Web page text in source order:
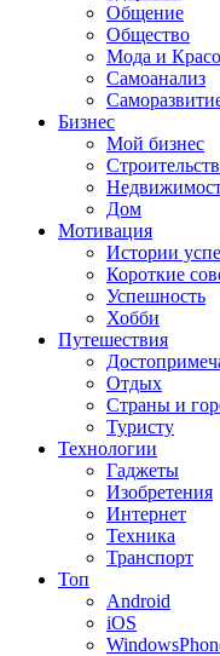
Общение
Общество
Мода и
Самоанализ
Бизнес
Мой бизнес
Дом
Мотивация
Истории
Короткие
Успешность
Хобби
Путешествия
Отдых
Страны и
Туристу
Технологии
Гаджеты
Изобретения
Интернет
Техника
Транспорт
Топ
Android
iOS